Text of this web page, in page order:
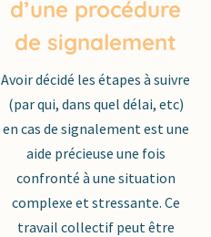
d’une procédure
de signalement
Avoir décidé les étapes à suivre
(par qui, dans quel délai, etc)
en cas de signalement est une
aide précieuse une fois
confronté à une situation
complexe et stressante. Ce
travail collectif peut être